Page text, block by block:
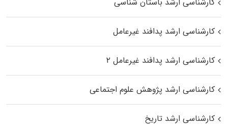
کارشناسی ارشد پدافند غیرعامل
کارشناسی ارشد پدافند غیرعامل ۲
کارشناسی ارشد پژوهش علوم اجتماعی
کارشناسی ارشد تاریخ